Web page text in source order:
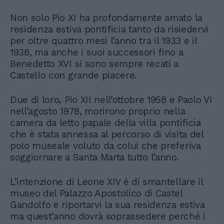
Non solo Pio XI ha profondamente amato la
residenza estiva pontificia tanto da risiedervi
per oltre quattro mesi l’anno tra il 1933 e il
1938, ma anche i suoi successori fino a
Benedetto XVI si sono sempre recati a
Castello con grande piacere.
Due di loro, Pio XII nell’ottobre 1958 e Paolo VI
nell’agosto 1978, morirono proprio nella
camera da letto papale della villa pontificia
che è stata annessa al percorso di visita del
polo museale voluto da colui che preferiva
soggiornare a Santa Marta tutto l’anno.
L’intenzione di Leone XIV è di smantellare il
museo del Palazzo Apostolico di Castel
Gandolfo e riportarvi la sua residenza estiva
ma quest’anno dovrà soprassedere perché i